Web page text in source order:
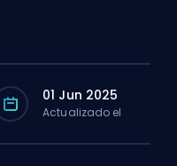
01 Jun 2025
Actualizado el